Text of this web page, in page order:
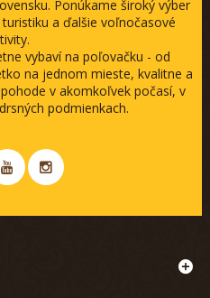
Ponúkame široký výber
a ďalšie voľnočasové
vybaví na poľovačku - od
na jednom mieste, kvalitne a
v akomkoľvek počasí, v
podmienkach.